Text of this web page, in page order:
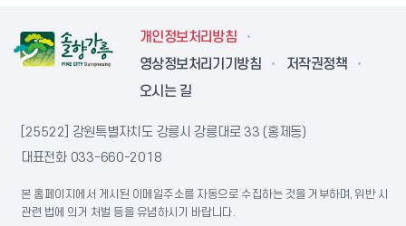
개인정보처리방침
영상정보처리기기방침
저작권정책
오시는 길
[25522] 강원특별자치도 강릉시 강릉대로 33 (홍제동)
대표전화 033-660-2018
본 홈페이지에서 게시된 이메일주소를 자동으로 수집하는 것을 거부하며, 위반 시
관련 법에 의거 처벌 등을 유념하시기 바랍니다.